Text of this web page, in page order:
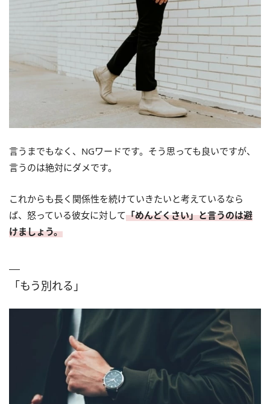
言うまでもなく、NGワードです。そう思っても良いですが、
言うのは絶対にダメです。
これからも長く関係性を続けていきたいと考えているなら
ば、怒っている彼女に対して「めんどくさい」と言うのは避
けましょう。
「もう別れる」